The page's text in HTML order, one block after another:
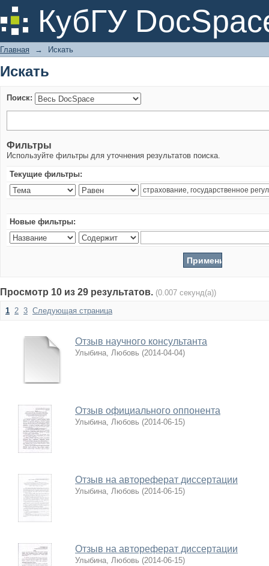
КубГУ
Искать
Главная → Искать
Искать
Поиск:
Фильтры
Используйте фильтры для уточнения результатов поиска.
Текущие фильтры:
Новые фильтры:
Просмотр 10 из 29 результатов. (0.007 секунд(а))
1 2 3 Следующая страница
Отзыв научного консультанта
Улыбина, Любовь (2014-04-04)
Отзыв официального оппонента
Улыбина, Любовь (2014-06-15)
Отзыв на автореферат диссертации
Улыбина, Любовь (2014-06-15)
Отзыв на автореферат диссертации
Улыбина, Любовь (2014-06-15)